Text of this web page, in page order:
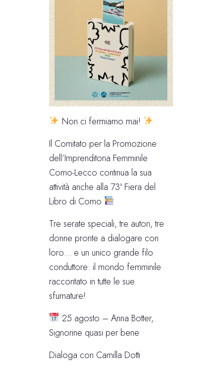
Non ci fermiamo mai!
Il Comitato per la Promozione
dell’Imprenditoria Femminile
Como-Lecco continua la sua
attività anche alla 73ª Fiera del
Libro di Como
Tre serate speciali, tre autori, tre
donne pronte a dialogare con
loro… e un unico grande filo
conduttore: il mondo femminile
raccontato in tutte le sue
sfumature!
25 agosto – Anna Botter,
Signorine quasi per bene
Dialoga con Camilla Dotti